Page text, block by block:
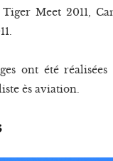
Meet 2011,
ont été
ès aviation.